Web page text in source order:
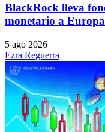
BlackRock lleva
monetario a
5 ago 2026
Ezra Reguerra